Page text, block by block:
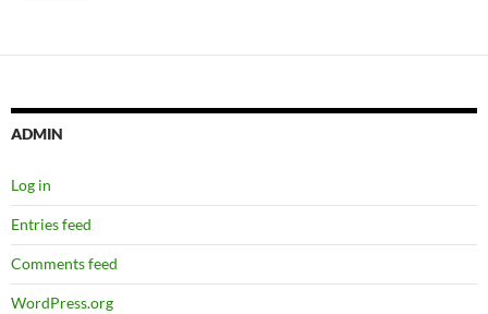
ADMIN
Log in
Entries feed
Comments feed
WordPress.org